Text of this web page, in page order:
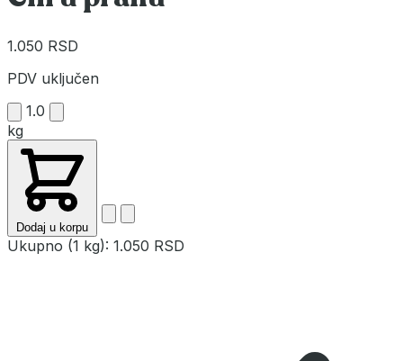
1.050 RSD
PDV uključen
1.0
kg
Dodaj u korpu
Ukupno (1 kg): 1.050 RSD